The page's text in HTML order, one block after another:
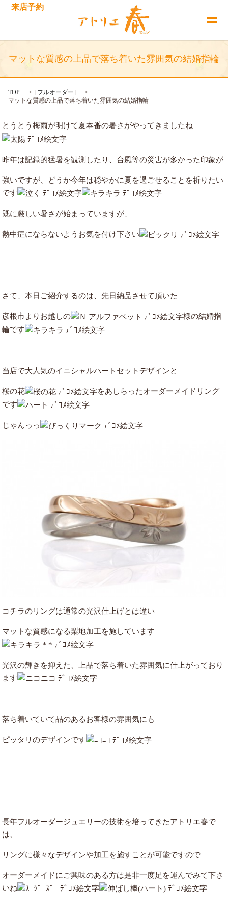
来店予約
マットな質感の上品で落ち着いた雰囲気の結婚指輪
TOP [フルオーダー]
マットな質感の上品で落ち着いた雰囲気の結婚指輪
とうとう梅雨が明けて夏本番の暑さがやってきましたね
昨年は記録的猛暑を観測したり、台風等の災害が多かった印象が
強いですが、どうか今年は穏やかに夏を過ごせることを祈りたい
です
既に厳しい暑さが始まっていますが、
熱中症にならないようお気を付け下さい
さて、本日ご紹介するのは、先日納品させて頂いた
彦根市よりお越しの
様の結婚指
輪です
当店で大人気のイニシャルハートセットデザインと
桜の花
をあしらったオーダーメイドリング
です
じゃんっっ
コチラのリングは通常の光沢仕上げとは違い
マットな質感になる梨地加工を施しています
光沢の輝きを抑えた、上品で落ち着いた雰囲気に仕上がっており
ます
落ち着いていて品のあるお客様の雰囲気にも
ピッタリのデザインです
長年フルオーダージュエリーの技術を培ってきたアトリエ春で
は、
リングに様々なデザインや加工を施すことが可能ですので
オーダーメイドにご興味のある方は是非一度足を運んでみて下さ
いね